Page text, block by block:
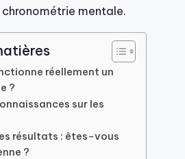
mentale.
réellement un
?
sur les
résultats : êtes-vous
?